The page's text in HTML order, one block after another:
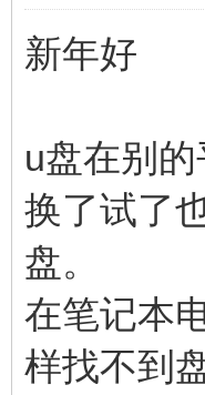
新年好
u盘在别
换了试了
盘。
在笔记本
样找不到